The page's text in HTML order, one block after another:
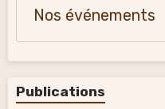
Nos événements
Publications